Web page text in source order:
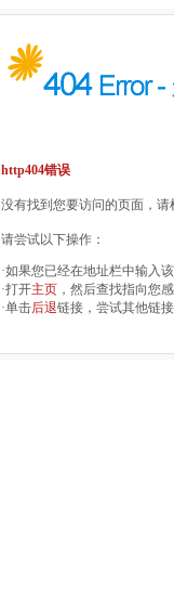
http404错误
没有找到您要访问的页面，
请尝试以下操作：
·如果您已经在地址栏中输入
·打开主页 ，然后查找指向您
·单击后退链接，尝试其他链